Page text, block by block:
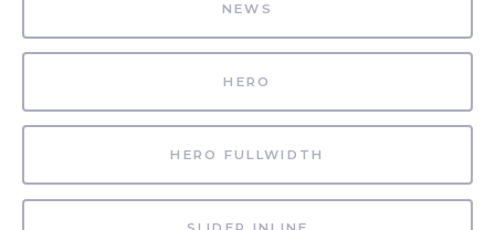
NEWS
HERO
HERO FULLWIDTH